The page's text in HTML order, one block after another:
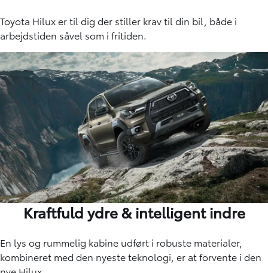
Toyota Hilux er til dig der stiller krav til din bil, både i
arbejdstiden såvel som i fritiden.
Kraftfuld ydre & intelligent indre
En lys og rummelig kabine udført i robuste materialer,
kombineret med den nyeste teknologi, er at forvente i den